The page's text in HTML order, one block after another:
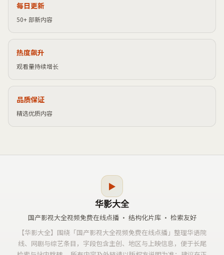
每日更新
50+ 部新内容
热度飙升
观看量持续增长
品质保证
精选优质内容
▶
华影大全
国产影视大全视频免费在线点播· 结构化片库 · 检索友好
【华影大全】围绕「国产影视大全视频免费在线点播」整理华语院
线、网剧与综艺条目，字段包含主创、地区与上映信息，便于长尾